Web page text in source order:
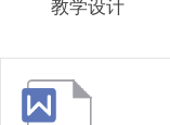
教学设计